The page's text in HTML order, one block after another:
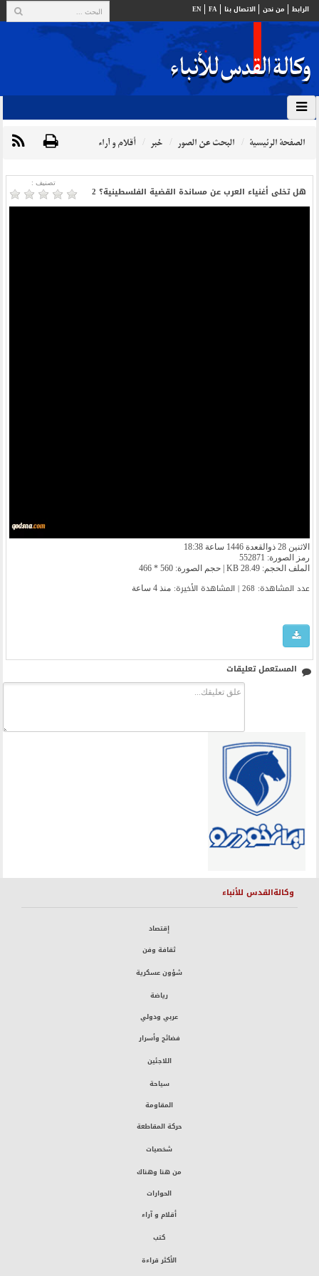
الرابط من نحن الاتصال بنا FA
EN
الصفحة الرئيسية البحث عن الصور خبر أقلام و آراء
تصنیف :
هل تخلى أغنياء العرب عن مساندة القضية الفلسطينية؟ 2
الاثنين 28 ذوالقعدة 1446 ساعة 18:38
رمز الصورة: 552871
الملف الحجم: 28.49 KB | حجم الصورة: 560 * 466
عدد المشاهدة: 268 | المشاهدة الأخیرة: منذ 4 ساعة
المستعمل تعليقات
وكالةالقدس للأنباء
إقتصاد
ثقافة وفن
شؤون عسكرية
رياضة
عربي ودولي
فضائح وأسرار
اللاجئين
سياحة
المقاومة
حركة المقاطعة
شخصيات
من هنا وهناك
الحوارات
أقلام و آراء
كتب
الأكثر قراءة